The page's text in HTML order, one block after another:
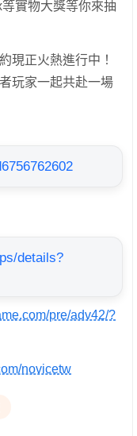
實物大獎等你來抽
現正火熱進行中！
玩家一起共赴一場
details?
pre/adv42/?
novicetw